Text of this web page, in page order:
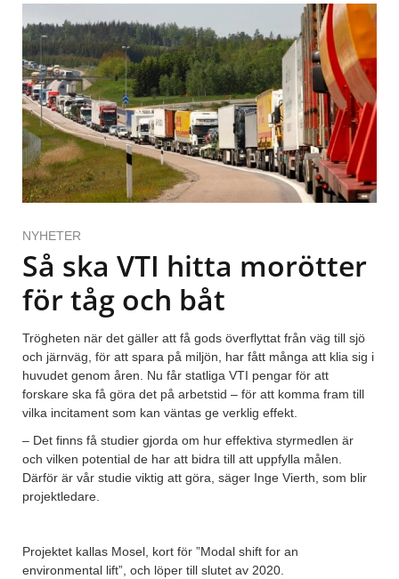
NYHETER
Så ska VTI hitta morötter
för tåg och båt
Trögheten när det gäller att få gods överflyttat från väg till sjö
och järnväg, för att spara på miljön, har fått många att klia sig i
huvudet genom åren. Nu får statliga VTI pengar för att
forskare ska få göra det på arbetstid – för att komma fram till
vilka incitament som kan väntas ge verklig effekt.
– Det finns få studier gjorda om hur effektiva styrmedlen är
och vilken potential de har att bidra till att uppfylla målen.
Därför är vår studie viktig att göra, säger Inge Vierth, som blir
projektledare.
Projektet kallas Mosel, kort för ”Modal shift for an
environmental lift”, och löper till slutet av 2020.